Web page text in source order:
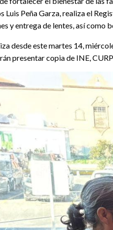
Luis Peña Garza, realiza el
y entrega de lentes, así como
desde este martes 14,
presentar copia de INE,